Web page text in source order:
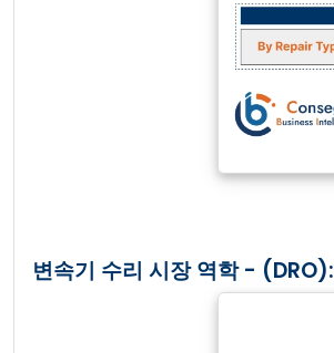
변속기 수리 시장 역학 - (DRO):